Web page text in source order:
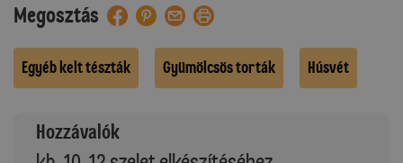
Megosztás
Egyéb kelt tészták Gyümölcsös torták Húsvét
Hozzávalók